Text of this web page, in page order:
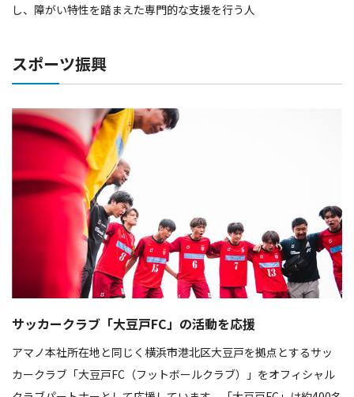
し、障がい特性を踏まえた専門的な支援を行う人
スポーツ振興
サッカークラブ「大豆戸FC」の活動を応援
アマノ本社所在地と同じく横浜市港北区大豆戸を拠点とするサッ
カークラブ「大豆戸FC（フットボールクラブ）」をオフィシャル